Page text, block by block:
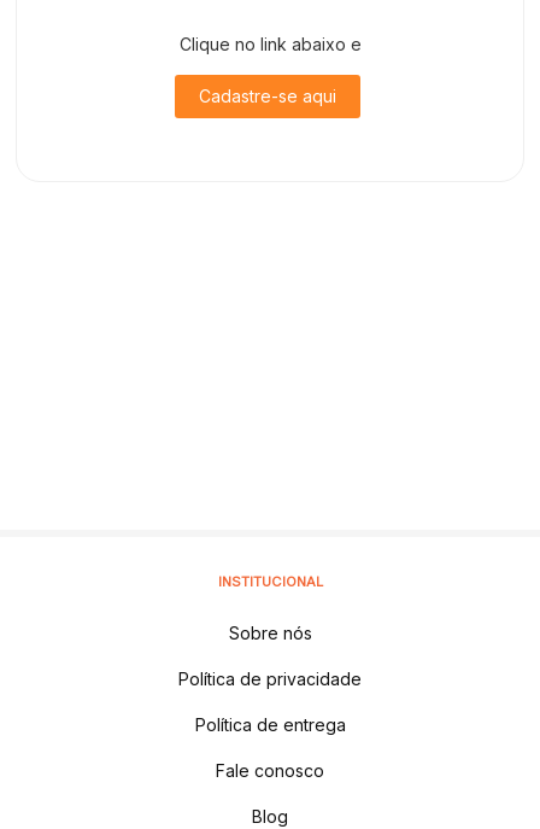
Clique no link abaixo e
Cadastre-se aqui
INSTITUCIONAL
Sobre nós
Política de privacidade
Política de entrega
Fale conosco
Blog